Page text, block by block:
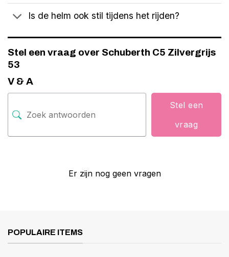
Is de helm ook stil tijdens het rijden?
Stel een vraag over Schuberth C5 Zilvergrijs
53
V & A
Stel een
vraag
Er zijn nog geen vragen
POPULAIRE ITEMS